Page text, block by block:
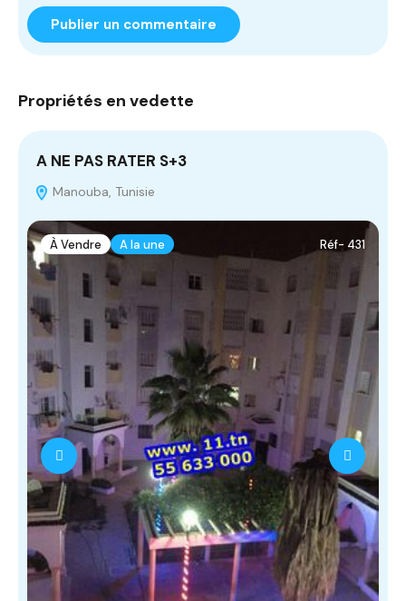
Propriétés en vedette
A NE PAS RATER S+3
Manouba, Tunisie
À Vendre A la une Réf- 431